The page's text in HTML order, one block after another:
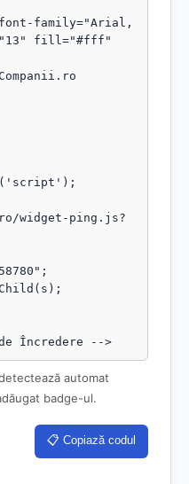
fill="#fff"
widget-ping.js?
Încredere -->
automat
badge-ul.
📋 Copiază codul